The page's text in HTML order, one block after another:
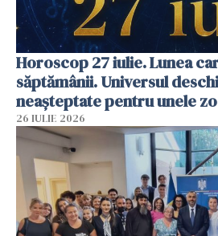
Horoscop 27 iulie. Lunea
săptămânii. Universul
neașteptate pentru unele
26 IULIE 2026